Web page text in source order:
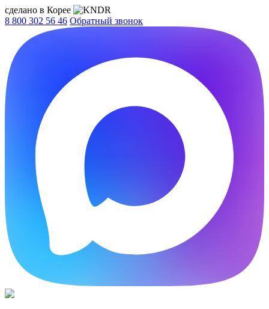
сделано в Корее
8 800 302 56 46 Обратный звонок